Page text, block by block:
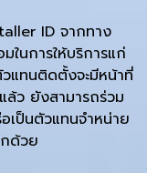
ID จากทาง
นการให้บริการแก่
แทนติดตั้งจะมีหน้าที่
ว ยังสามารถร่วม
เป็นตัวแทนจำหน่าย
ด้วย